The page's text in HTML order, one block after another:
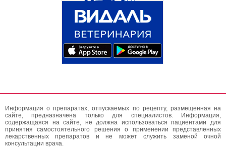
Информация о препаратах, отпускаемых по рецепту, размещенная на
сайте, предназначена только для специалистов. Информация,
содержащаяся на сайте, не должна использоваться пациентами для
принятия самостоятельного решения о применении представленных
лекарственных препаратов и не может служить заменой очной
консультации врача.